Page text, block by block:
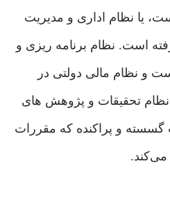
يا نظام ادار‌ی و مديريت
است. نظام برنامه ريزی‌ و
و نظام مالی ‌دولتی‌ در
نظام تحقيقات و پژوهش های‌
و پراكنده كه مقررات